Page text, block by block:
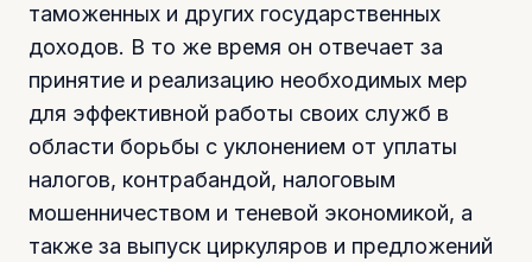
таможенных и других государственных
доходов. В то же время он отвечает за
принятие и реализацию необходимых мер
для эффективной работы своих служб в
области борьбы с уклонением от уплаты
налогов, контрабандой, налоговым
мошенничеством и теневой экономикой, а
также за выпуск циркуляров и предложений